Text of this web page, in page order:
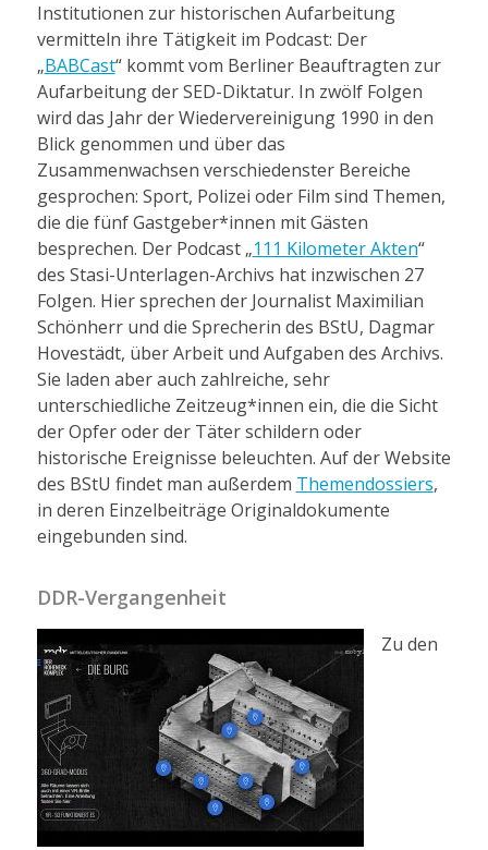
Institutionen zur historischen Aufarbeitung
vermitteln ihre Tätigkeit im Podcast: Der
„BABCast“ kommt vom Berliner Beauftragten zur
Aufarbeitung der SED-Diktatur. In zwölf Folgen
wird das Jahr der Wiedervereinigung 1990 in den
Blick genommen und über das
Zusammenwachsen verschiedenster Bereiche
gesprochen: Sport, Polizei oder Film sind Themen,
die die fünf Gastgeber*innen mit Gästen
besprechen. Der Podcast „111 Kilometer Akten“
des Stasi-Unterlagen-Archivs hat inzwischen 27
Folgen. Hier sprechen der Journalist Maximilian
Schönherr und die Sprecherin des BStU, Dagmar
Hovestädt, über Arbeit und Aufgaben des Archivs.
Sie laden aber auch zahlreiche, sehr
unterschiedliche Zeitzeug*innen ein, die die Sicht
der Opfer oder der Täter schildern oder
historische Ereignisse beleuchten. Auf der Website
des BStU findet man außerdem Themendossiers,
in deren Einzelbeiträge Originaldokumente
eingebunden sind.
DDR-Vergangenheit
Zu den